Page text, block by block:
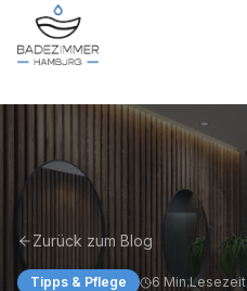
Zurück zum Blog
Tipps & Pflege 6 Min.Lesezeit